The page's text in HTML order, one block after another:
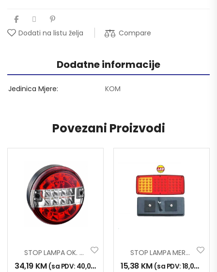
Dodati na listu želja Compare
Dodatne informacije
Jedinica Mjere KOM
Povezani Proizvodi
STOP LAMPA OK. UNISTAR 4F LED
34,19 KM (sa PDV: 40,00
STOP LAMPA MERCEDES LED
15,38 KM (sa PDV:18,00